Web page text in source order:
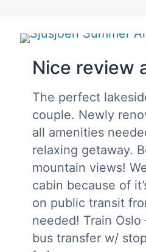
Nice review
The perfect
couple. Newly
all amenities
relaxing getaway.
mountain views!
cabin because of
on public transit
needed! Train Oslo
bus transfer w/